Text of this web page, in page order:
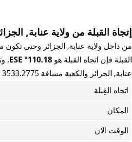
إتجاة القبلة من ولاية عنابة,
من داخل ولاية عنابة, الجزائر وحتى تكون
القبلة فإن اتجاه القبلة هو 110.18° ESE
,
عنابة, الجزائر والكعبة مسافة 3533.2775 كيلوا متر.
اتجاه القِبلة
المكان
الوقت الان